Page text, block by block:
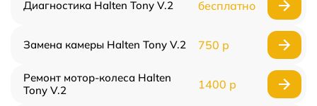
Диагностика Halten Tony V.2 бесплатно
Замена камеры Halten Tony V.2 750 р
Ремонт мотор-колеса Halten
Tony V.2
1400 р